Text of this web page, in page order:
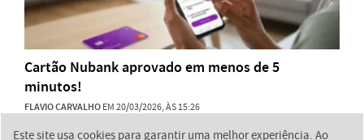
Cartão Nubank aprovado em menos de 5
minutos!
FLAVIO CARVALHOEM 20/03/2026, ÀS 15:26
Este site usa cookies para garantir uma melhor experiência. Ao